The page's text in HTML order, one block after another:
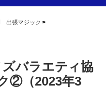
出張マジック
バラエティ協
②（2023年3